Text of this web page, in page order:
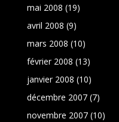
mai 2008 (19)
avril 2008 (9)
mars 2008 (10)
février 2008 (13)
janvier 2008 (10)
décembre 2007(7)
novembre 2007(10)